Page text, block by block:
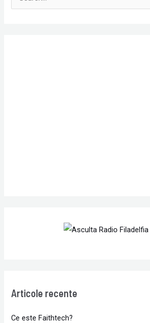
Articole recente
Ce este Faithtech?